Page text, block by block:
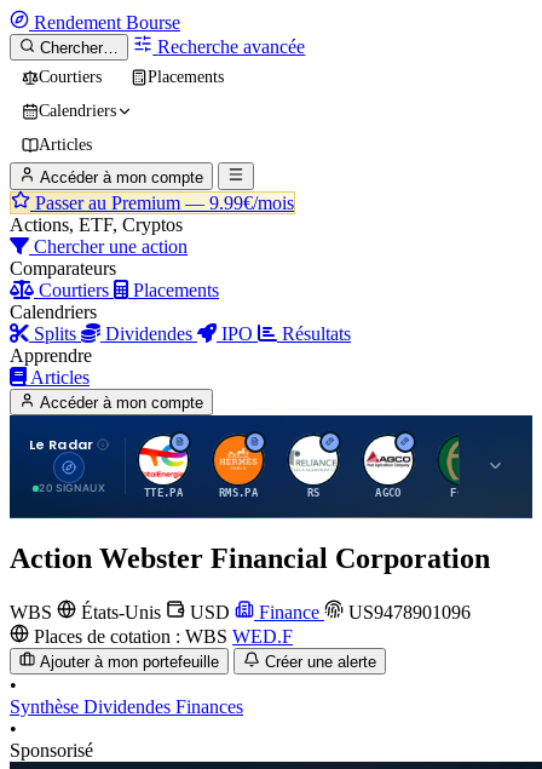
Rendement Bourse
Chercher… Recherche avancée
Courtiers
Placements
Calendriers
Articles
Accéder à mon compte
Passer au Premium — 9.99€/mois
Actions, ETF, Cryptos
Chercher une action
Comparateurs
Courtiers
Placements
Calendriers
Splits
Dividendes IPO
Résultats
Apprendre
Articles
Accéder à mon compte
Le Radar
20 SIGNAUX
T
TTE.PA
H
RMS.PA
R
RS
A
AGCO FCFS
Action Webster Financial Corporation
WBS États-Unis USD Finance
US9478901096
Places de cotation : WBS WED.F
Ajouter à mon portefeuille Créer une alerte
•
Synthèse Dividendes Finances
•
Sponsorisé